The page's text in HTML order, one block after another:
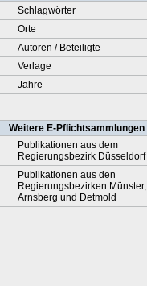
Schlagwörter
Orte
Autoren / Beteiligte
Verlage
Jahre
Weitere E-Pflichtsammlungen
Publikationen aus dem
Regierungsbezirk Düsseldorf
Publikationen aus den
Regierungsbezirken Münster,
Arnsberg und Detmold